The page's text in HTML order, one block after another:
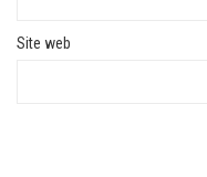
Site web